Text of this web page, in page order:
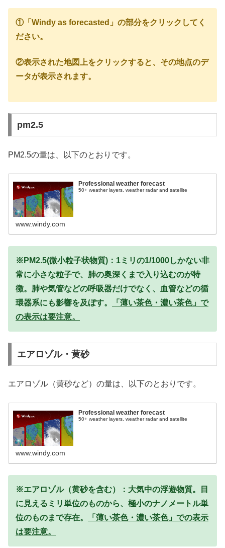
①「Windy as forecasted」の部分をクリックしてく
ださい。
②表示された地図上をクリックすると、その地点のデ
ータが表示されます。
pm2.5
PM2.5の量は、以下のとおりです。
Professional weather forecast
50+ weather layers, weather radar and satellite
www.windy.com
※PM2.5(微小粒子状物質)：1ミリの1/1000しかない非
常に小さな粒子で、肺の奥深くまで入り込むのが特
徴。肺や気管などの呼吸器だけでなく、血管などの循
環器系にも影響を及ぼす。
「薄い茶色・濃い茶色」で
の表示は要注意。
エアロゾル・黄砂
エアロゾル（黄砂など）の量は、以下のとおりです。
Professional weather forecast
50+ weather layers, weather radar and satellite
www.windy.com
※エアロゾル（黄砂を含む）：大気中の浮遊物質。目
に見えるミリ単位のものから、極小のナノメートル単
位のものまで存在。
「薄い茶色・濃い茶色」での表示
は要注意。